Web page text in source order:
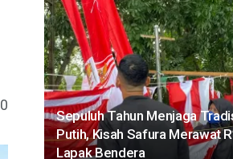
0
Sepuluh Tahun Menjaga
Putih, Kisah Safura Merawat
Lapak Bendera